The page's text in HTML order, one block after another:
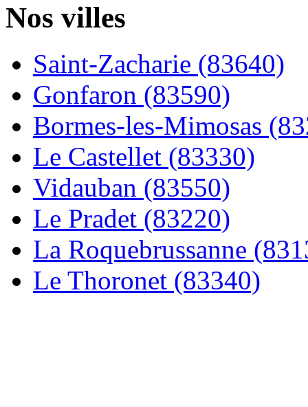
Nos villes
Saint-Zacharie (83640)
Gonfaron (83590)
Bormes-les-Mimosas
Le Castellet (83330)
Vidauban (83550)
Le Pradet (83220)
La Roquebrussanne
Le Thoronet (83340)